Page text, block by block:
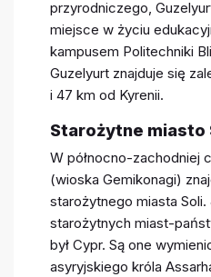
przyrodniczego,
miejsce w życiu
kampusem Politechniki
Guzelyurt znajduje się
i 47 km od Kyrenii.
Starożytne miasto
W północno-zachodniej
(wioska Gemikonagi)
starożytnego miasta Soli.
starożytnych miast-
był Cypr. Są one
asyryjskiego króla